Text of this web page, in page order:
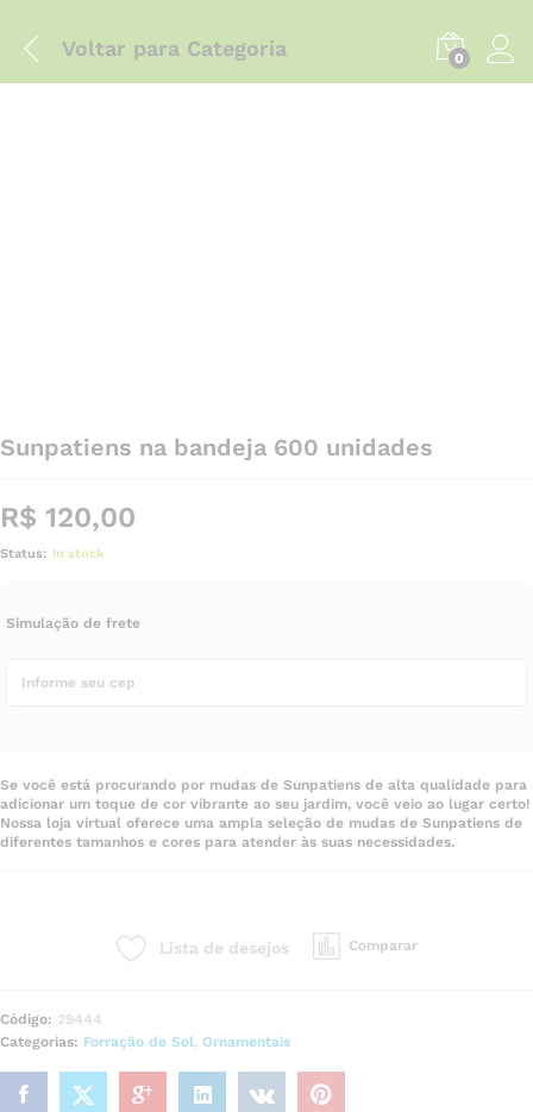
Voltar para Categoria 0
Sunpatiens na bandeja 600 unidades
R$ 120,00
Status: In stock
Simulação de frete
Se você está procurando por mudas de Sunpatiens de alta qualidade para
adicionar um toque de cor vibrante ao seu jardim, você veio ao lugar certo!
Nossa loja virtual oferece uma ampla seleção de mudas de Sunpatiens de
diferentes tamanhos e cores para atender às suas necessidades.
Lista de desejos Comparar
Código: 29444
Categorias: Forração de Sol, Ornamentais